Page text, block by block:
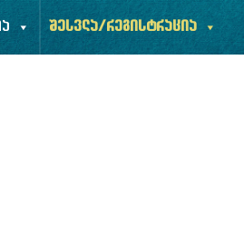
შესვლა/რეგისტრაცია